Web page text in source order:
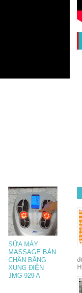
SỬA MÁY
MASSAGE BÀN
CHÂN BẰNG
XUNG ĐIỆN
JMG-929 A